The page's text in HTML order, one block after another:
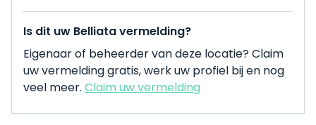
Is dit uw Belliata vermelding?
Eigenaar of beheerder van deze locatie? Claim
uw vermelding gratis, werk uw profiel bij en nog
veel meer. Claim uw vermelding